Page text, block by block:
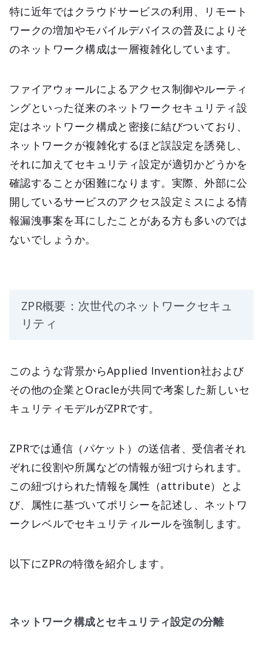
特に近年ではクラウドサービスの利用、リモート
ワークの増加やモバイルデバイスの普及によりそ
のネットワーク構成は一層複雑化しています。
ファイアウォールによるアクセス制御やルーティ
ングといった従来のネットワークセキュリティ設
定はネットワーク構成と密接に結びついており、
ネットワークが複雑化するほど誤設定を誘発し、
それに加えてセキュリティ設定が適切かどうかを
確認することが困難になります。実際、外部に公
開しているサービスのアクセス設定ミスによる情
報漏洩事案を耳にしたことがある方も多いのでは
ないでしょうか。
ZPR概要：次世代のネットワークセキュ
リティ
このような背景からApplied Invention社および
その他の企業とOracleが共同で考案した新しいセ
キュリティモデルがZPRです。
ZPRでは通信（パケット）の送信者、受信者それ
ぞれに役割や所属などの情報が紐づけられます。
この紐づけられた情報を属性（attribute）とよ
び、属性に基づいてポリシーを記述し、ネットワ
ークレベルでセキュリティルールを強制します。
以下にZPRの特徴を紹介します。
ネットワーク構成とセキュリティ設定の分離